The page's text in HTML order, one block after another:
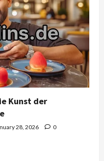
Kunst der
28, 2026 0